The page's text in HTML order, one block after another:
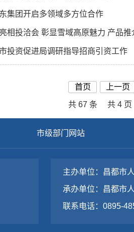
集团开启多领域多方位合作
相投洽会 彰显雪域高原魅力 产品推
投资促进局调研指导招商引资工作
首页 上一页
共 67 条 共 4 页
市级部门网站
主办单位：昌都市
承办单位：昌都市
联系电话：0895-